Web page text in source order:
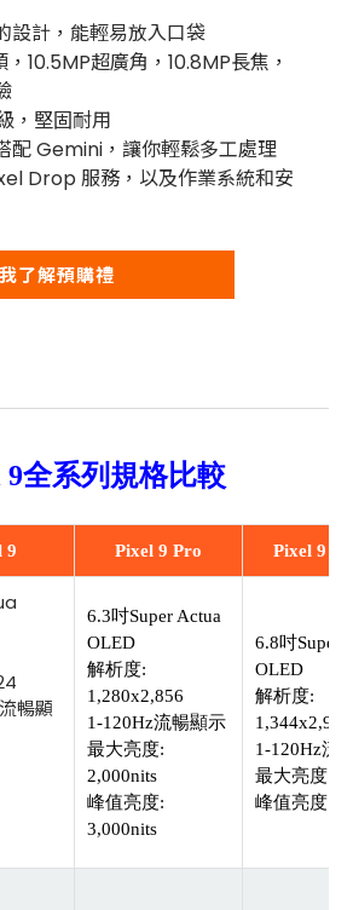
設計，能輕易放入口袋
10.5MP超廣角，10.8MP長焦，
，堅固耐用
配 Gemini，讓你輕鬆多工處理
Drop 服務，以及作業系統和安
了解預購禮
9全系列規格比較
9 Pixel 9 Pro Pixel 9
暢顯
6.3吋Super Actua
OLED
解析度:
1,280x2,856
1-120Hz流暢顯示
最大亮度:
2,000nits
峰值亮度:
3,000nits
6.8吋Super
OLED
解析度:
1,344x2,992
1-120Hz流
最大亮度:
峰值亮度: